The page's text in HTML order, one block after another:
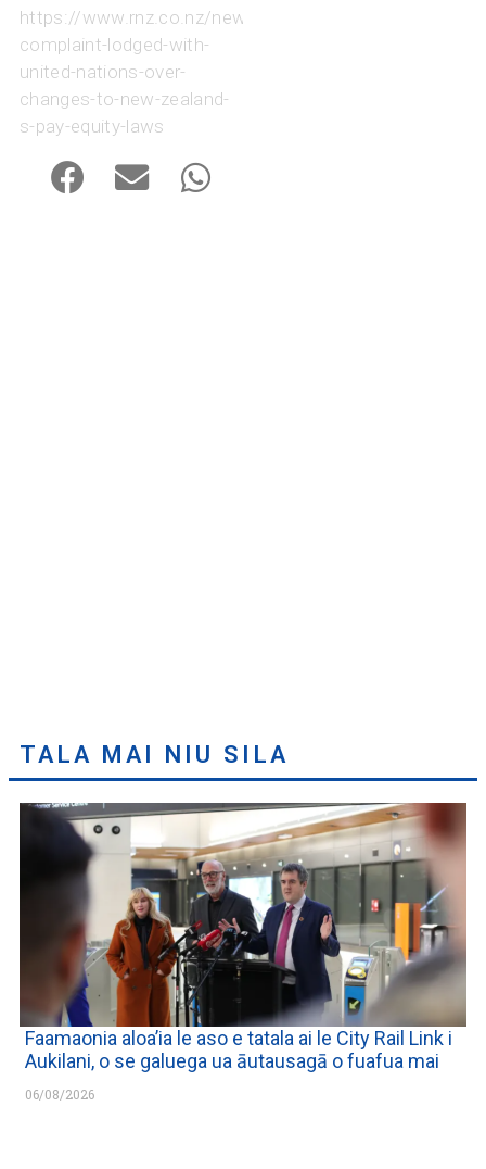
https://www.rnz.co.nz/news/political/594460/formal-
complaint-lodged-with-
united-nations-over-
changes-to-new-zealand-
s-pay-equity-laws
TALA MAI NIU SILA
Faamaonia aloa’ia le aso e tatala ai le City Rail Link i
Aukilani, o se galuega ua āutausagā o fuafua mai
06/08/2026